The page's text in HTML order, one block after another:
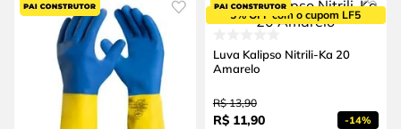
5% OFF com o cupom LF5
Luva Kalipso Nitrili-Ka 20
Amarelo
R$ 13,90
R$ 11,90 -14%